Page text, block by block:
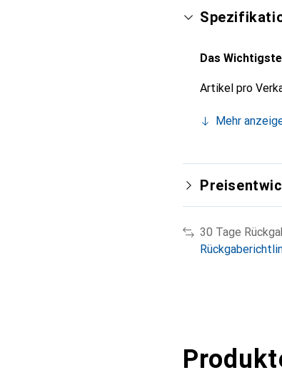
Das
Artikel pro
Mehr
30 Tage